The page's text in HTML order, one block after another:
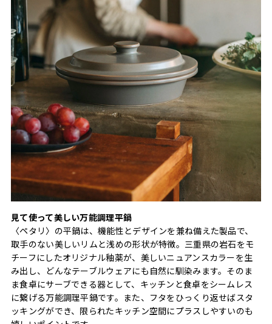
見て使って美しい万能調理平鍋
〈ペタリ〉の平鍋は、機能性とデザインを兼ね備えた製品で、
取手のない美しいリムと浅めの形状が特徴。三重県の岩石をモ
チーフにしたオリジナル釉薬が、美しいニュアンスカラーを生
み出し、どんなテーブルウェアにも自然に馴染みます。そのま
ま食卓にサーブできる器として、キッチンと食卓をシームレス
に繋げる万能調理平鍋です。また、フタをひっくり返せばスタ
ッキングができ、限られたキッチン空間にプラスしやすいのも